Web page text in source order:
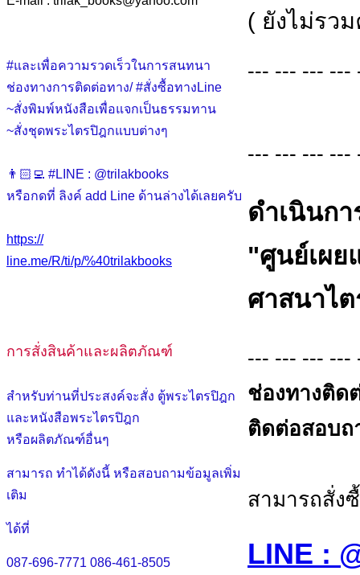
#และเพื่อความรวดเร็วในการสนทนา
ช่องทางการติดต่อทาง/ #สั่งซื้อทางLine
~สั่งพิมพ์หนังสือเพื่อแจกเป็นธรรมทาน
~สั่งชุดพระไตรปิฎกแบบต่างๆ
👨🏻‍💻 #LINE : @trilakbooks
หรือกดที่ ลิงค์ add Line ด้านล่างได้เลยครับ
https://
line.me/R/ti/p/%40trilakbooks
การสั่งสินค้าและผลิตภัณฑ์
สำหรับท่านที่ประสงค์จะสั่ง ตู้พระไตรปิฎก
และหนังสือพระไตรปิฎก
หรือผลิตภัณฑ์อื่นๆ
สามารถ ทำได้ดังนี้ หรือสอบถามข้อมูลเพิ่ม
เติม
ได้ที่
087-696-7771 086-461-8505
( ยังไม่รว
--- --- --- ---
--- --- --- ---
ดำเนินก
"ศูนย์เผย
ศาสนาไ
--- --- --- ---
ช่องทางติด
ติดต่อสอบถ
สามารถสั่ง
LINE :